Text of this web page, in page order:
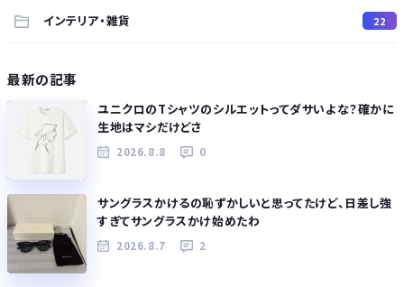
インテリア・雑貨 22
最新の記事
ユニクロのTシャツのシルエットってダサいよな？確かに
生地はマシだけどさ
2026.8.8 0
サングラスかけるの恥ずかしいと思ってたけど、日差し強
すぎてサングラスかけ始めたわ
2026.8.7 2